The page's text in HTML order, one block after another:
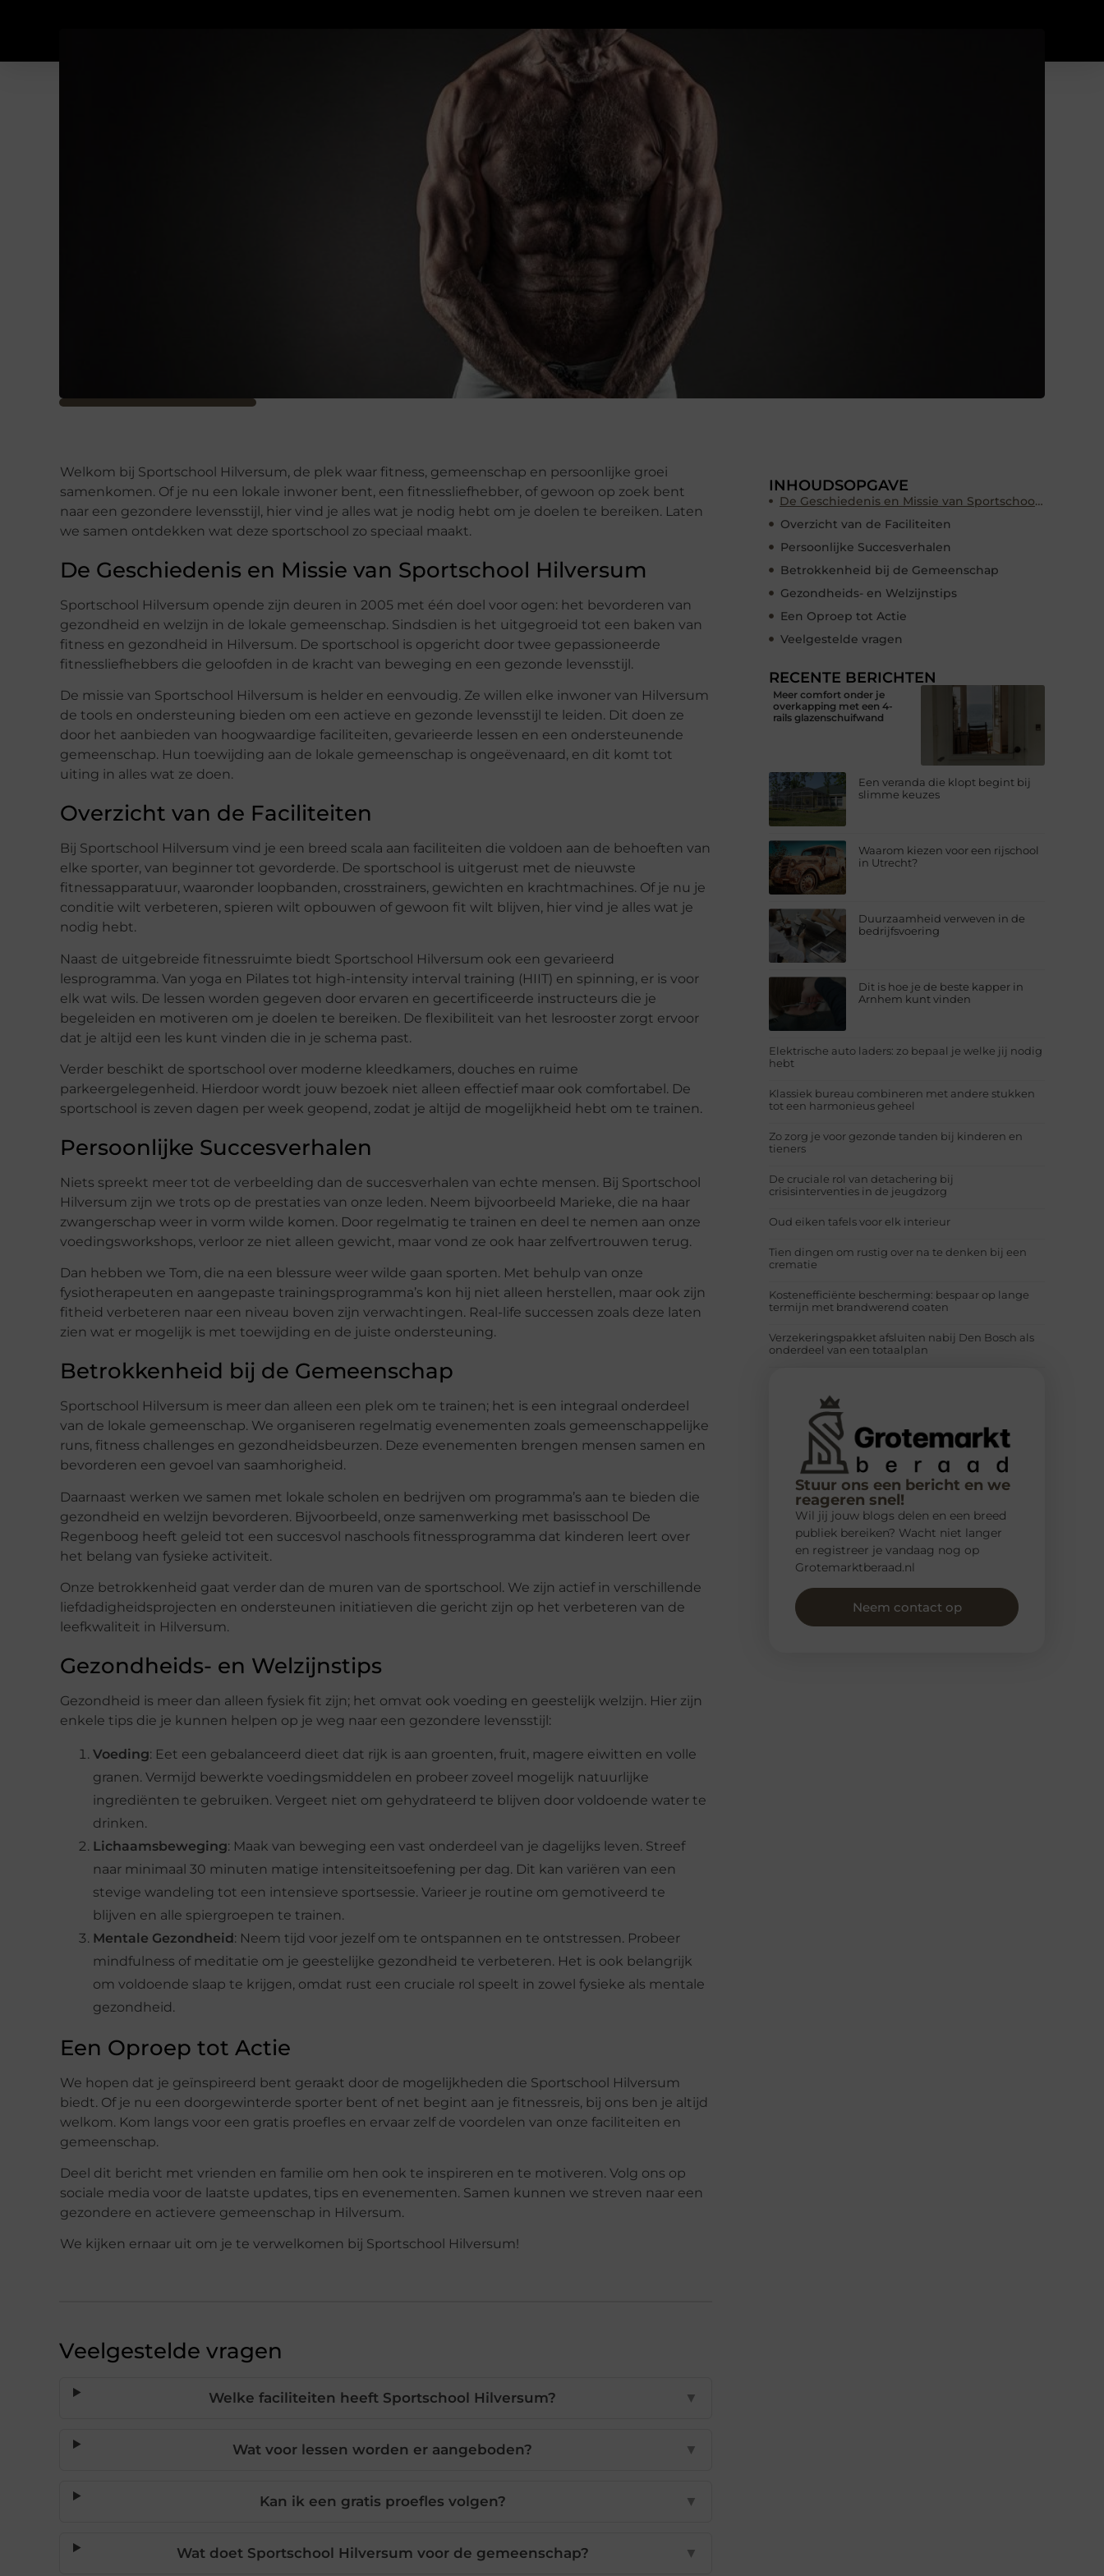
Welkom bij Sportschool Hilversum, de plek waar fitness, gemeenschap en persoonlijke groei
samenkomen. Of je nu een lokale inwoner bent, een fitnessliefhebber, of gewoon op zoek bent
naar een gezondere levensstijl, hier vind je alles wat je nodig hebt om je doelen te bereiken. Laten
we samen ontdekken wat deze sportschool zo speciaal maakt.
De Geschiedenis en Missie van Sportschool Hilversum
Sportschool Hilversum opende zijn deuren in 2005 met één doel voor ogen: het bevorderen van
gezondheid en welzijn in de lokale gemeenschap. Sindsdien is het uitgegroeid tot een baken van
fitness en gezondheid in Hilversum. De sportschool is opgericht door twee gepassioneerde
fitnessliefhebbers die geloofden in de kracht van beweging en een gezonde levensstijl.
De missie van Sportschool Hilversum is helder en eenvoudig. Ze willen elke inwoner van Hilversum
de tools en ondersteuning bieden om een actieve en gezonde levensstijl te leiden. Dit doen ze
door het aanbieden van hoogwaardige faciliteiten, gevarieerde lessen en een ondersteunende
gemeenschap. Hun toewijding aan de lokale gemeenschap is ongeëvenaard, en dit komt tot
uiting in alles wat ze doen.
Overzicht van de Faciliteiten
Bij Sportschool Hilversum vind je een breed scala aan faciliteiten die voldoen aan de behoeften van
elke sporter, van beginner tot gevorderde. De sportschool is uitgerust met de nieuwste
fitnessapparatuur, waaronder loopbanden, crosstrainers, gewichten en krachtmachines. Of je nu je
conditie wilt verbeteren, spieren wilt opbouwen of gewoon fit wilt blijven, hier vind je alles wat je
nodig hebt.
Naast de uitgebreide fitnessruimte biedt Sportschool Hilversum ook een gevarieerd
lesprogramma. Van yoga en Pilates tot high-intensity interval training (HIIT) en spinning, er is voor
elk wat wils. De lessen worden gegeven door ervaren en gecertificeerde instructeurs die je
begeleiden en motiveren om je doelen te bereiken. De flexibiliteit van het lesrooster zorgt ervoor
dat je altijd een les kunt vinden die in je schema past.
Verder beschikt de sportschool over moderne kleedkamers, douches en ruime
parkeergelegenheid. Hierdoor wordt jouw bezoek niet alleen effectief maar ook comfortabel. De
sportschool is zeven dagen per week geopend, zodat je altijd de mogelijkheid hebt om te trainen.
Persoonlijke Succesverhalen
Niets spreekt meer tot de verbeelding dan de succesverhalen van echte mensen. Bij Sportschool
Hilversum zijn we trots op de prestaties van onze leden. Neem bijvoorbeeld Marieke, die na haar
zwangerschap weer in vorm wilde komen. Door regelmatig te trainen en deel te nemen aan onze
voedingsworkshops, verloor ze niet alleen gewicht, maar vond ze ook haar zelfvertrouwen terug.
Dan hebben we Tom, die na een blessure weer wilde gaan sporten. Met behulp van onze
fysiotherapeuten en aangepaste trainingsprogramma’s kon hij niet alleen herstellen, maar ook zijn
fitheid verbeteren naar een niveau boven zijn verwachtingen. Real-life successen zoals deze laten
zien wat er mogelijk is met toewijding en de juiste ondersteuning.
Betrokkenheid bij de Gemeenschap
Sportschool Hilversum is meer dan alleen een plek om te trainen; het is een integraal onderdeel
van de lokale gemeenschap. We organiseren regelmatig evenementen zoals gemeenschappelijke
runs, fitness challenges en gezondheidsbeurzen. Deze evenementen brengen mensen samen en
bevorderen een gevoel van saamhorigheid.
Daarnaast werken we samen met lokale scholen en bedrijven om programma’s aan te bieden die
gezondheid en welzijn bevorderen. Bijvoorbeeld, onze samenwerking met basisschool De
Regenboog heeft geleid tot een succesvol naschools fitnessprogramma dat kinderen leert over
het belang van fysieke activiteit.
Onze betrokkenheid gaat verder dan de muren van de sportschool. We zijn actief in verschillende
liefdadigheidsprojecten en ondersteunen initiatieven die gericht zijn op het verbeteren van de
leefkwaliteit in Hilversum.
Gezondheids- en Welzijnstips
Gezondheid is meer dan alleen fysiek fit zijn; het omvat ook voeding en geestelijk welzijn. Hier zijn
enkele tips die je kunnen helpen op je weg naar een gezondere levensstijl:
Voeding: Eet een gebalanceerd dieet dat rijk is aan groenten, fruit, magere eiwitten en volle
granen. Vermijd bewerkte voedingsmiddelen en probeer zoveel mogelijk natuurlijke
ingrediënten te gebruiken. Vergeet niet om gehydrateerd te blijven door voldoende water te
drinken.
Lichaamsbeweging: Maak van beweging een vast onderdeel van je dagelijks leven. Streef
naar minimaal 30 minuten matige intensiteitsoefening per dag. Dit kan variëren van een
stevige wandeling tot een intensieve sportsessie. Varieer je routine om gemotiveerd te
blijven en alle spiergroepen te trainen.
Mentale Gezondheid: Neem tijd voor jezelf om te ontspannen en te ontstressen. Probeer
mindfulness of meditatie om je geestelijke gezondheid te verbeteren. Het is ook belangrijk
om voldoende slaap te krijgen, omdat rust een cruciale rol speelt in zowel fysieke als mentale
gezondheid.
Een Oproep tot Actie
We hopen dat je geïnspireerd bent geraakt door de mogelijkheden die Sportschool Hilversum
biedt. Of je nu een doorgewinterde sporter bent of net begint aan je fitnessreis, bij ons ben je altijd
welkom. Kom langs voor een gratis proefles en ervaar zelf de voordelen van onze faciliteiten en
gemeenschap.
Deel dit bericht met vrienden en familie om hen ook te inspireren en te motiveren. Volg ons op
sociale media voor de laatste updates, tips en evenementen. Samen kunnen we streven naar een
gezondere en actievere gemeenschap in Hilversum.
We kijken ernaar uit om je te verwelkomen bij Sportschool Hilversum!
Veelgestelde vragen
Welke faciliteiten heeft Sportschool Hilversum? ▼
Wat voor lessen worden er aangeboden? ▼
Kan ik een gratis proefles volgen? ▼
Wat doet Sportschool Hilversum voor de gemeenschap? ▼
INHOUDSOPGAVE
De Geschiedenis en Missie van Sportschool Hilversum
Overzicht van de Faciliteiten
Persoonlijke Succesverhalen
Betrokkenheid bij de Gemeenschap
Gezondheids- en Welzijnstips
Een Oproep tot Actie
Veelgestelde vragen
RECENTE BERICHTEN
Meer comfort onder je
overkapping met een 4-
rails glazenschuifwand
Een veranda die klopt begint bij
slimme keuzes
Waarom kiezen voor een rijschool
in Utrecht?
Duurzaamheid verweven in de
bedrijfsvoering
Dit is hoe je de beste kapper in
Arnhem kunt vinden
Elektrische auto laders: zo bepaal je welke jij nodig
hebt
Klassiek bureau combineren met andere stukken
tot een harmonieus geheel
Zo zorg je voor gezonde tanden bij kinderen en
tieners
De cruciale rol van detachering bij
crisisinterventies in de jeugdzorg
Oud eiken tafels voor elk interieur
Tien dingen om rustig over na te denken bij een
crematie
Kostenefficiënte bescherming: bespaar op lange
termijn met brandwerend coaten
Verzekeringspakket afsluiten nabij Den Bosch als
onderdeel van een totaalplan
Stuur ons een bericht en we
reageren snel!
Wil jij jouw blogs delen en een breed
publiek bereiken? Wacht niet langer
en registreer je vandaag nog op
Grotemarktberaad.nl
Neem contact op